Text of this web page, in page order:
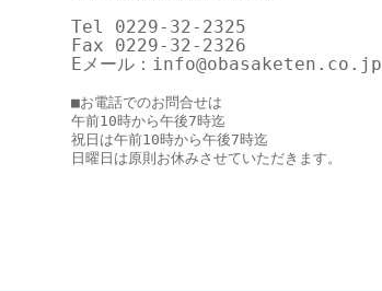
Tel 0229-32-2325
Fax 0229-32-2326
Eメール：info@obasaketen.co.jp
■お電話でのお問合せは
午前10時から午後7時迄
祝日は午前10時から午後7時迄
日曜日は原則お休みさせていただきます。